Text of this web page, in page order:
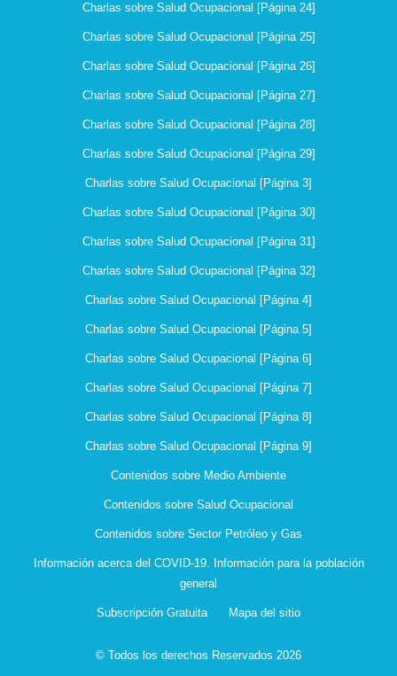
Charlas sobre Salud Ocupacional [Página 24]
Charlas sobre Salud Ocupacional [Página 25]
Charlas sobre Salud Ocupacional [Página 26]
Charlas sobre Salud Ocupacional [Página 27]
Charlas sobre Salud Ocupacional [Página 28]
Charlas sobre Salud Ocupacional [Página 29]
Charlas sobre Salud Ocupacional [Página 3]
Charlas sobre Salud Ocupacional [Página 30]
Charlas sobre Salud Ocupacional [Página 31]
Charlas sobre Salud Ocupacional [Página 32]
Charlas sobre Salud Ocupacional [Página 4]
Charlas sobre Salud Ocupacional [Página 5]
Charlas sobre Salud Ocupacional [Página 6]
Charlas sobre Salud Ocupacional [Página 7]
Charlas sobre Salud Ocupacional [Página 8]
Charlas sobre Salud Ocupacional [Página 9]
Contenidos sobre Medio Ambiente
Contenidos sobre Salud Ocupacional
Contenidos sobre Sector Petróleo y Gas
Información acerca del COVID-19. Información para la población
general
Subscripción Gratuita Mapa del sitio
© Todos los derechos Reservados 2026